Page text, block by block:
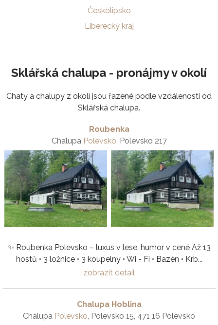
Českolipsko
Liberecký kraj
Sklářská chalupa - pronájmy v okolí
Chaty a chalupy z okolí jsou řazené podle vzdálenosti od
Sklářská chalupa.
Roubenka
Chalupa Polevsko, Polevsko 217
✨ Roubenka Polevsko – luxus v lese, humor v ceně Až 13
hostů • 3 ložnice • 3 koupelny • Wi - Fi • Bazén • Krb...
zobrazit detail
Chalupa Hoblina
Chalupa Polevsko, Polevsko 15, 471 16 Polevsko